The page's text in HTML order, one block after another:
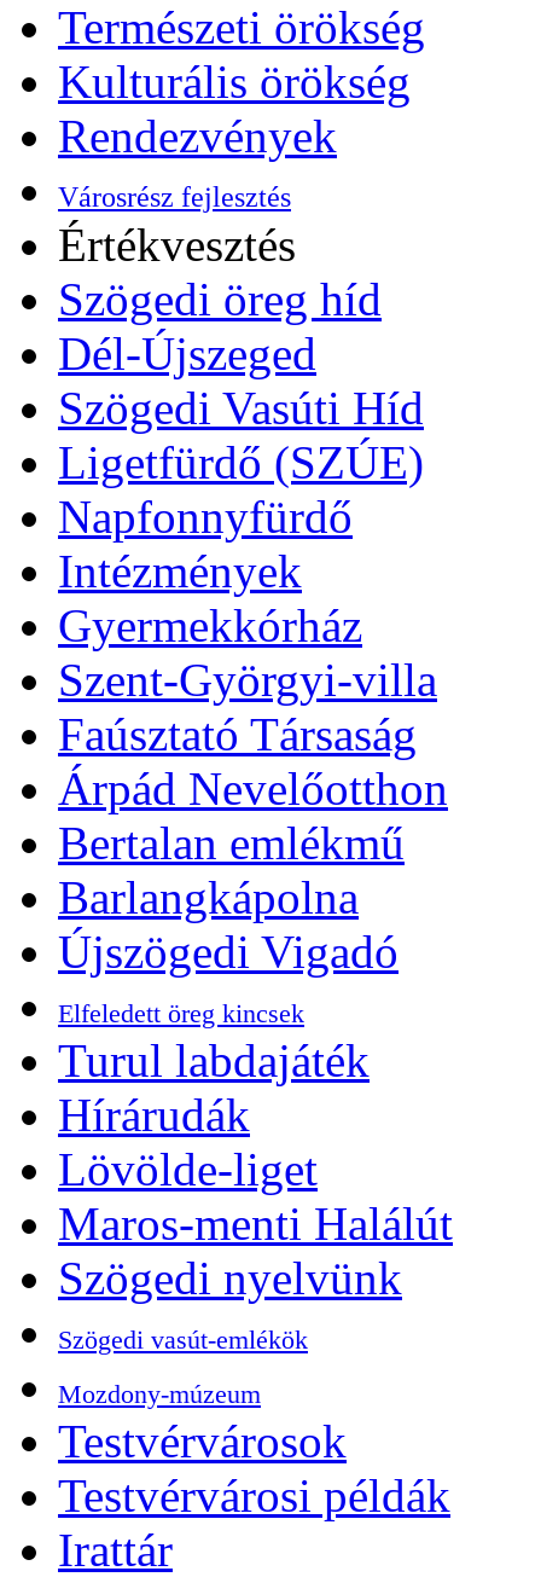
Természeti örökség
Kulturális örökség
Rendezvények
Városrész fejlesztés
Értékvesztés
Szögedi öreg híd
Dél-Újszeged
Szögedi Vasúti Híd
Ligetfürdő (SZÚE)
Napfonnyfürdő
Intézmények
Gyermekkórház
Szent-Györgyi-villa
Faúsztató Társaság
Árpád Nevelőotthon
Bertalan emlékmű
Barlangkápolna
Újszögedi Vigadó
Elfeledett öreg kincsek
Turul labdajáték
Hírárudák
Lövölde-liget
Maros-menti Halálút
Szögedi nyelvünk
Szögedi vasút-emlékök
Mozdony-múzeum
Testvérvárosok
Testvérvárosi példák
Irattár